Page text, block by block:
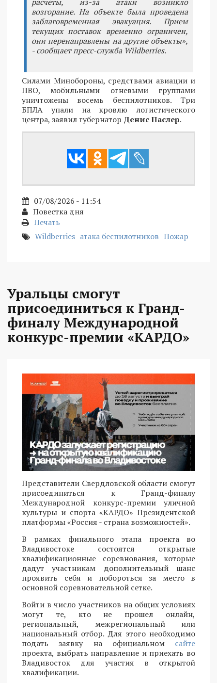
возгорание. На объекте была проведена
заблаговременная эвакуация. Прием
текущих поставок временно ограничен,
они перенаправлены на другие объекты»,
- сообщает пресс-служба Wildberries.
Силами Минобороны, средствами авиации и
ПВО, мобильными огневыми группами
уничтожены восемь беспилотников. Три
БПЛА упали на кровлю логистического
центра, заявил губернатор Денис Паслер.
07/08/2026 - 11:54
Повестка дня
Печать
Wildberries атака беспилотников Пожар
Уральцы смогут
присоединиться к Гранд-
финалу Международной
конкурс-премии «КАРДО»
Представители Свердловской области смогут
присоединиться к Гранд-финалу
Международной конкурс-премии уличной
культуры и спорта «КАРДО» Президентской
платформы «Россия - страна возможностей».
В рамках финального этапа проекта во
Владивостоке состоятся открытые
квалификационные соревнования, которые
дадут участникам дополнительный шанс
проявить себя и побороться за место в
основной соревновательной сетке.
Войти в число участников на общих условиях
могут те, кто не прошел онлайн,
региональный, межрегиональный или
национальный отбор. Для этого необходимо
подать заявку на официальном сайте
проекта, выбрать направление и приехать во
Владивосток для участия в открытой
квалификации.